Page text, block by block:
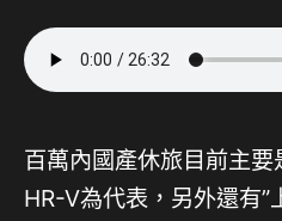
百萬內國產休旅目前主
HR-V為代表，另外還有”